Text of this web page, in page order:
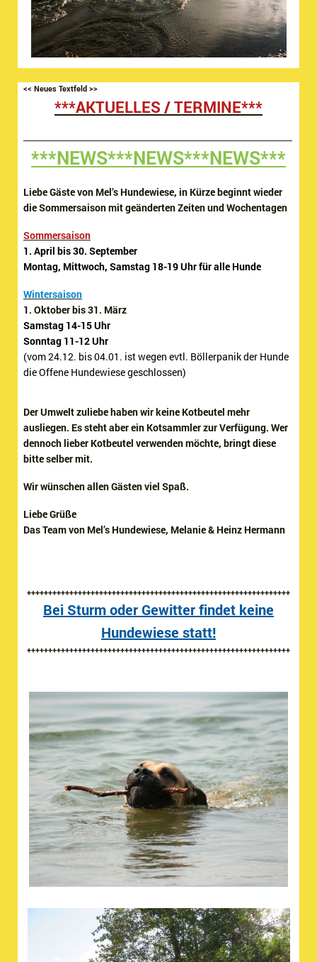
<< Neues Textfeld >>
***AKTUELLES / TERMINE***
***NEWS***NEWS***NEWS***
Liebe Gäste von Mel’s Hundewiese, in Kürze beginnt wieder
die Sommersaison mit geänderten Zeiten und Wochentagen
Sommersaison
1. April bis 30. September
Montag, Mittwoch, Samstag 18-19 Uhr für alle Hunde
Wintersaison
1. Oktober bis 31. März
Samstag 14-15 Uhr
Sonntag 11-12 Uhr
(vom 24.12. bis 04.01. ist wegen evtl. Böllerpanik der Hunde
die Offene Hundewiese geschlossen)
Der Umwelt zuliebe haben wir keine Kotbeutel mehr
ausliegen. Es steht aber ein Kotsammler zur Verfügung. Wer
dennoch lieber Kotbeutel verwenden möchte, bringt diese
bitte selber mit.
Wir wünschen allen Gästen viel Spaß.
Liebe Grüße
Das Team von Mel’s Hundewiese, Melanie & Heinz Hermann
++++++++++++++++++++++++++++++++++++++++++++++++++++++++++++++
Bei Sturm oder Gewitter findet keine
Hundewiese statt!
++++++++++++++++++++++++++++++++++++++++++++++++++++++++++++++